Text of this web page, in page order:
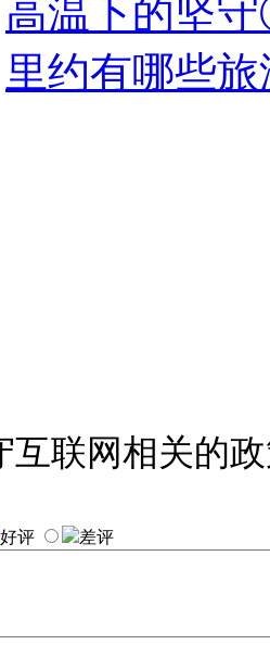
高温下的坚
里约有哪些
互联网相关的
好评 差评